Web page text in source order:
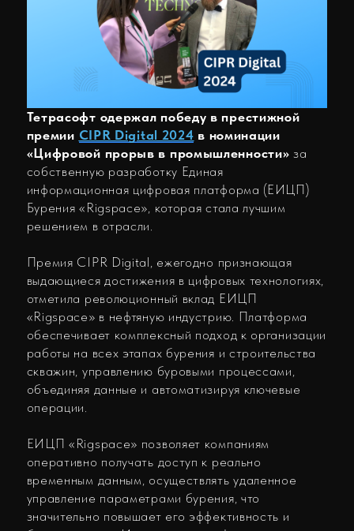
Тетрасофт одержал победу в престижной
CIPR Digital 2024в номинации
«Цифровой прорыв в промышленности»за
собственную разработку Единая
информационная цифровая платформа (ЕИЦП)
Бурения «Rigspace», которая стала лучшим
решением в отрасли.
Премия CIPR Digital, ежегодно признающая
выдающиеся достижения в цифровых технологиях,
отметила революционный вклад ЕИЦП
«Rigspace» в нефтяную индустрию. Платформа
обеспечивает комплексный подход к организации
работы на всех этапах бурения и строительства
скважин, управлению буровыми процессами,
объединяя данные и автоматизируя ключевые
операции.
временным данным, осуществлять удаленное
управление параметрами бурения, что
значительно повышает его эффективность и
безопасность . Инновационные функции
платформы включают в себя применение систем
предиктивной аналитики на основе нейросети
сопоставительного исторического анализа, план-
фактного анализа и реально-временного
мониторинга данных делает «Rigspace»
незаменимым инструментом для успеха нефтяных
компаний, автоматизируя ключевые операции.
посредством экспертного голосования (более
9000) и голосования жюри (Заместитель
Министра цифрового развития Кучушев Сергей
Александрович, Заместитель Министра
промышленности и торговли Российской